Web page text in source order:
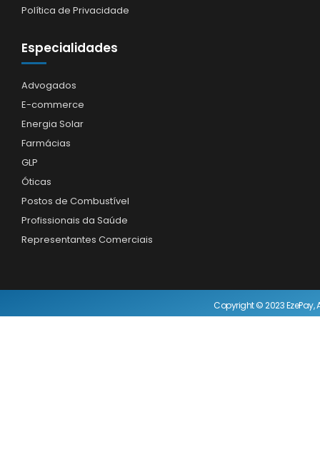
Política de Privacidade
Especialidades
Advogados
E-commerce
Energia Solar
Farmácias
GLP
Óticas
Postos de Combustível
Profissionais da Saúde
Representantes Comerciais
Copyright © 2023 EzePay,